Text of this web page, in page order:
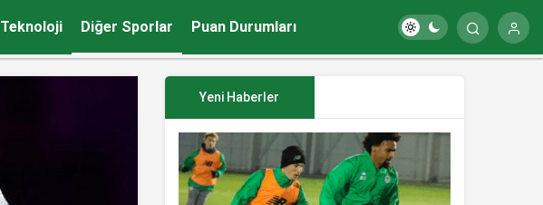
Teknoloji Diğer Sporlar Puan Durumları
Yeni Haberler